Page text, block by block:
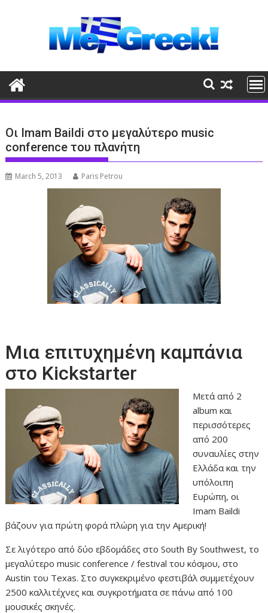
Οι Imam Baildi στο μεγαλύτερο music
conference του πλανήτη
March 5, 2013 Paris Petrou
Μια επιτυχημένη καμπάνια
στο Kickstarter
Μετά από 2
album και
περισσότερες
από 200
συναυλίες στην
Ελλάδα και την
υπόλοιπη
Ευρώπη, οι
Imam Baildi
βάζουν για πρώτη φορά πλώρη για την Αμερική!
Σε λιγότερο από δύο εβδομάδες στο South By Southwest, το
μεγαλύτερο music conference / festival του κόσμου, στο
Austin του Τexas. Στο συγκεκριμένο φεστιβάλ συμμετέχουν
2500 καλλιτέχνες και συγκροτήματα σε πάνω από 100
μουσικές σκηνές.